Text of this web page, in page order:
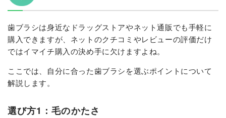
歯ブラシは身近なドラッグストアやネット通販でも手軽に
購入できますが、ネットのクチコミやレビューの評価だけ
ではイマイチ購入の決め手に欠けますよね。
ここでは、自分に合った歯ブラシを選ぶポイントについて
解説します。
選び方1：毛のかたさ